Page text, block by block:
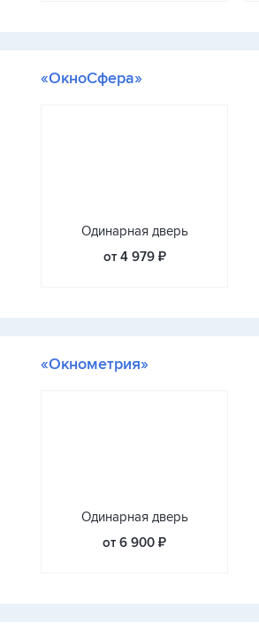
«ОкноСфера»
Одинарная дверь
от 4 979 ₽
«Окнометрия»
Одинарная дверь
от 6 900 ₽